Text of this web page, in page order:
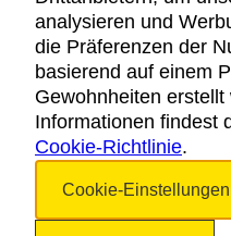
analysieren und
die Präferenzen der
basierend auf einem
Gewohnheiten
Informationen findest
Cookie-Richtlinie.
Cookie-Einstellungen